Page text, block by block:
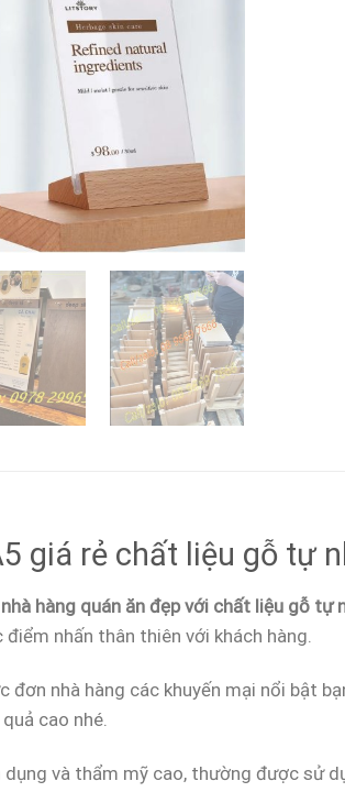
giá rẻ chất liệu gỗ tự
hàng quán ăn đẹp với chất liệu gỗ tự
nhấn thân thiên với khách hàng.
nhà hàng các khuyến mại nổi bật
cao nhé.
và thẩm mỹ cao, thường được sử